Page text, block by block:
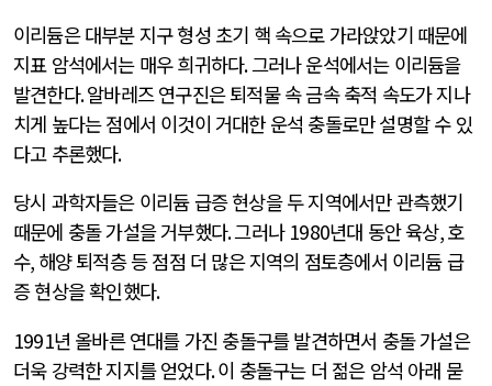
이리듐은 대부분 지구 형성 초기 핵 속으로 가라앉았기 때문에
지표 암석에서는 매우 희귀하다.그러나 운석에서는 이리듐을
발견한다.알바레즈 연구진은 퇴적물 속 금속 축적 속도가 지나
치게 높다는 점에서 이것이 거대한 운석 충돌로만 설명할 수 있
다고 추론했다.
당시 과학자들은 이리듐 급증 현상을 두 지역에서만 관측했기
때문에 충돌 가설을 거부했다.그러나 1980년대 동안 육상,호
수, 해양 퇴적층 등 점점 더 많은 지역의 점토층에서 이리듐 급
증 현상을 확인했다.
1991년 올바른 연대를 가진 충돌구를 발견하면서 충돌 가설은
더욱 강력한 지지를 얻었다.이 충돌구는 더 젊은 암석 아래 묻